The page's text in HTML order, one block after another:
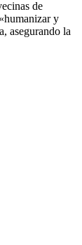
de
y
asegurando la